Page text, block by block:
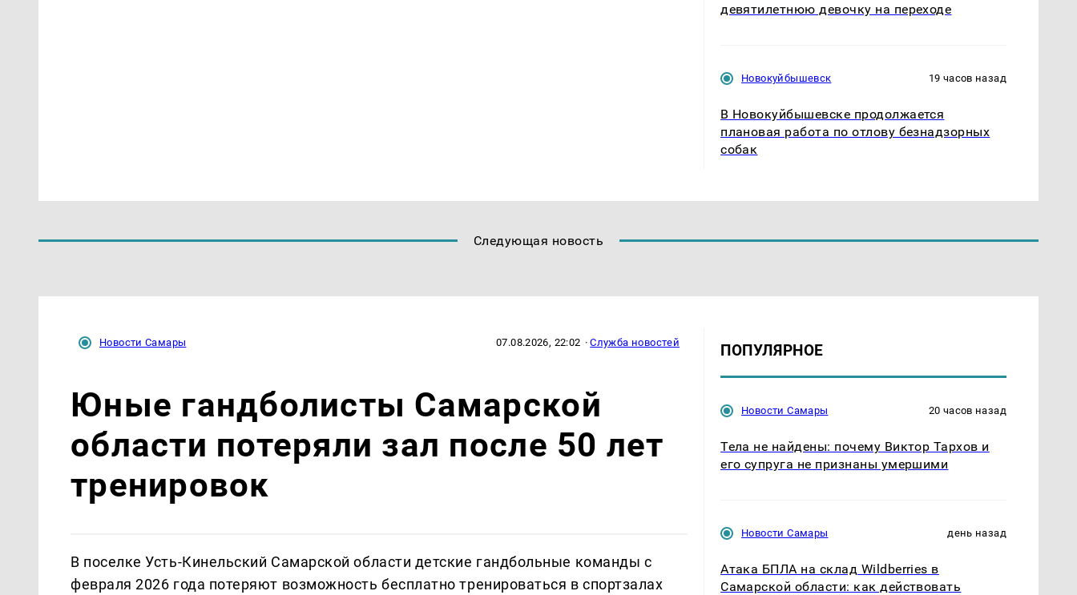
девятилетнюю девочку на переходе
Новокуйбышевск 19 часов назад
В Новокуйбышевске продолжается
плановая работа по отлову безнадзорных
собак
Следующая новость
Новости Самары 07.08.2026, 22:02 ·Служба новостей
Юные гандболисты Самарской
области потеряли зал после 50 лет
тренировок
В поселке Усть-Кинельский Самарской области детские гандбольные команды с
февраля 2026 года потеряют возможность бесплатно тренироваться в спортзалах
ПОПУЛЯРНОЕ
Новости Самары 20 часов назад
Тела не найдены: почему Виктор Тархов и
его супруга не признаны умершими
Новости Самары день назад
Атака БПЛА на склад Wildberries в
Самарской области: как действовать